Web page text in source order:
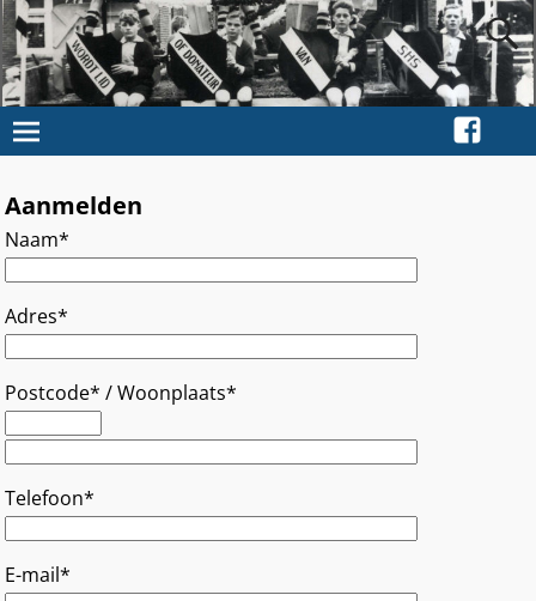
Aanmelden
Naam*
Adres*
Postcode* / Woonplaats*
Telefoon*
E-mail*